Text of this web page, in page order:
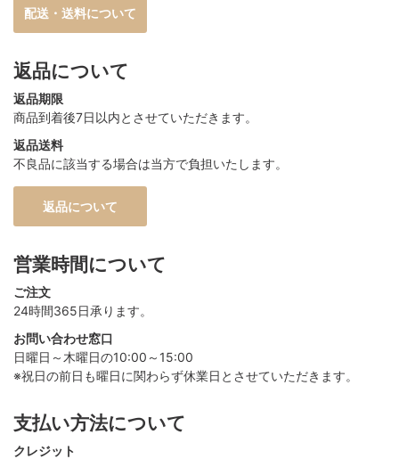
配送・送料について
返品について
返品期限
商品到着後7日以内とさせていただきます。
返品送料
不良品に該当する場合は当方で負担いたします。
返品について
営業時間について
ご注文
24時間365日承ります。
お問い合わせ窓口
日曜日～木曜日の10:00～15:00
※祝日の前日も曜日に関わらず休業日とさせていただきます。
支払い方法について
クレジット